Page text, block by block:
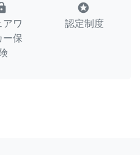
アワ
ー保
険
stars
認定制度